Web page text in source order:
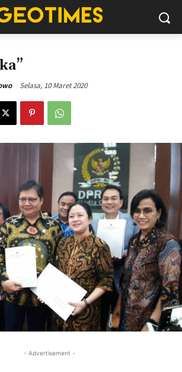
Selasa, 10 Maret 2020
- Advertisement -